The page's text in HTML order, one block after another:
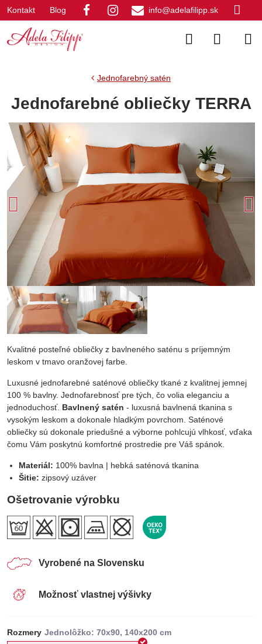
Kontakt Blog info@adelafilipp.sk
Jednofarebný satén
Jednofarebné obliečky TERRA
Kvalitné posteľné obliečky z bavlneného saténu s príjemným
leskom v tmavo oranžovej farbe.
Luxusné jednofarebné saténové obliečky tkané z kvalitnej jemnej
100 % bavlny. Jednofarebnosť pre tých, čo volia eleganciu a
jednoduchosť. Bavlnený satén - luxusná bavlnená tkanina s
vysokým leskom a dokonale hladkým povrchom. Saténové
obliečky sú dokonale priedušné a výborne pohlcujú vlhkosť, vďaka
čomu Vám poskytnú komfortné prostredie pre Váš spánok.
Materiál: 100% bavlna | hebká saténová tkanina
Šitie: zipsový uzáver
Ošetrovanie výrobku
Vyrobené na Slovensku
Možnosť vlastnej výšivky
Rozmery